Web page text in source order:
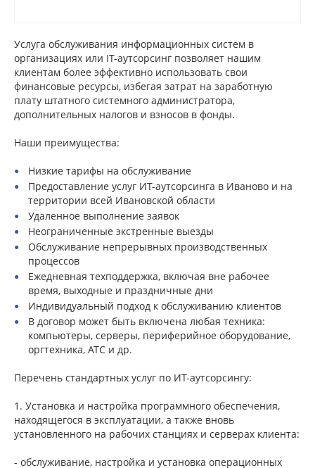
Услуга обслуживания информационных систем в
организациях или IT-аутсорсинг позволяет нашим
клиентам более эффективно использовать свои
финансовые ресурсы, избегая затрат на заработную
плату штатного системного администратора,
дополнительных налогов и взносов в фонды.
Наши преимущества:
Низкие тарифы на обслуживание
Предоставление услуг ИТ-аутсорсинга в Иваново и на
территории всей Ивановской области
Удаленное выполнение заявок
Неограниченные экстренные выезды
Обслуживание непрерывных производственных
процессов
Ежедневная техподдержка, включая вне рабочее
время, выходные и праздничные дни
Индивидуальный подход к обслуживанию клиентов
В договор может быть включена любая техника:
компьютеры, серверы, периферийное оборудование,
оргтехника, АТС и др.
Перечень стандартных услуг по ИТ-аутсорсингу:
1. Установка и настройка программного обеспечения,
находящегося в эксплуатации, а также вновь
установленного на рабочих станциях и серверах клиента:
- обслуживание, настройка и установка операционных